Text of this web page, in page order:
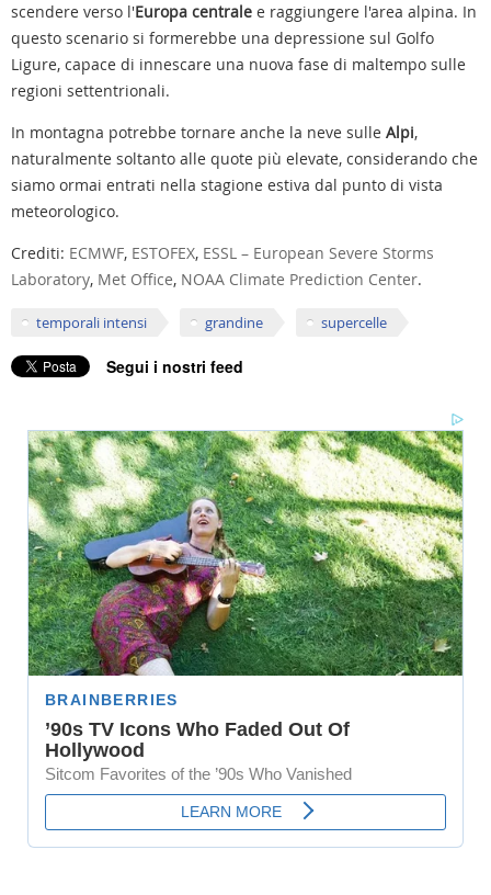
scendere verso l'Europa centrale e raggiungere l'area alpina. In
questo scenario si formerebbe una depressione sul Golfo
Ligure, capace di innescare una nuova fase di maltempo sulle
regioni settentrionali.
In montagna potrebbe tornare anche la neve sulle Alpi,
naturalmente soltanto alle quote più elevate, considerando che
siamo ormai entrati nella stagione estiva dal punto di vista
meteorologico.
Crediti: ECMWF, ESTOFEX, ESSL – European Severe Storms
Laboratory, Met Office, NOAA Climate Prediction Center.
temporali intensi grandine supercelle
Segui i nostri feed